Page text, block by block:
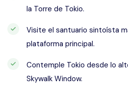
la Torre de Tokio.
Visite el santuario sintoísta
plataforma principal.
Contemple Tokio desde lo
Skywalk Window.